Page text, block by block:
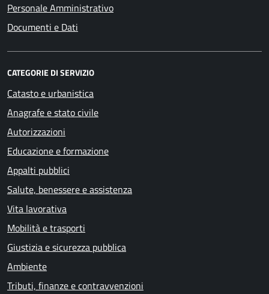
Personale Amministrativo
Documenti e Dati
CATEGORIE DI SERVIZIO
Catasto e urbanistica
Anagrafe e stato civile
Autorizzazioni
Educazione e formazione
Appalti pubblici
Salute, benessere e assistenza
Vita lavorativa
Mobilità e trasporti
Giustizia e sicurezza pubblica
Ambiente
Tributi, finanze e contravvenzioni